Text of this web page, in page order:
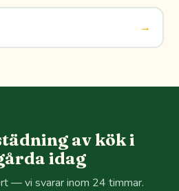
→
av kök i
idag
— vi svarar inom 24 timmar.